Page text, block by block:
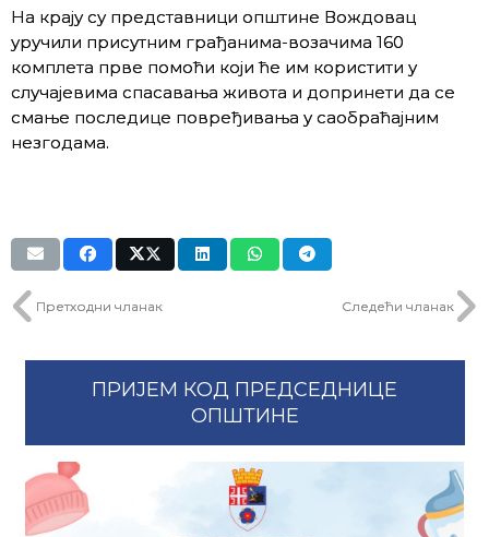
На крају су представници општине Вождовац
уручили присутним грађанима-возачима 160
комплета прве помоћи који ће им користити у
случајевима спасавања живота и допринети да се
смање последице повређивања у саобраћајним
незгодама.
Претходни чланак Следећи чланак
ПРИЈЕМ КОД ПРЕДСЕДНИЦЕ
ОПШТИНЕ